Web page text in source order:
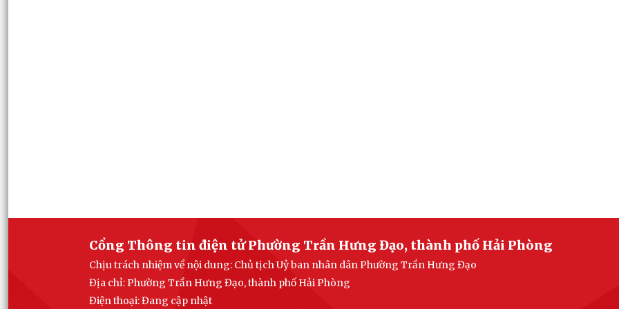
Cổng Thông tin điện tử Phường Trần Hưng Đạo, thành phố Hải Phòng
Chịu trách nhiệm về nội dung: Chủ tịch Uỷ ban nhân dân Phường Trần Hưng Đạo
Địa chỉ: Phường Trần Hưng Đạo, thành phố Hải Phòng
Điện thoại: Đang cập nhật